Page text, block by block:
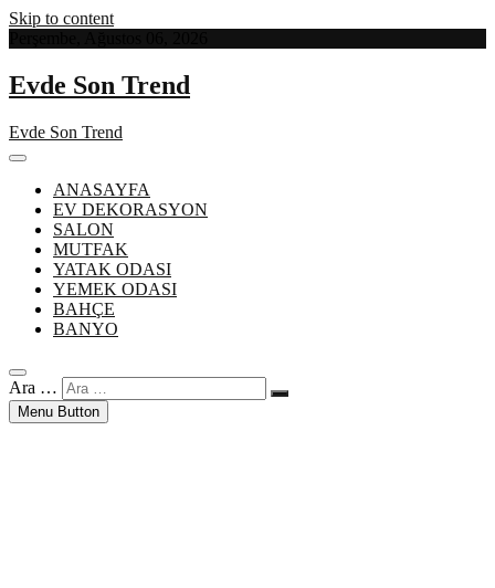
Skip to content
Evde Son Trend
Evde Son Trend
ANASAYFA
EV DEKORASYON
SALON
MUTFAK
YATAK ODASI
YEMEK ODASI
BAHÇE
BANYO
Ara …
Menu Button